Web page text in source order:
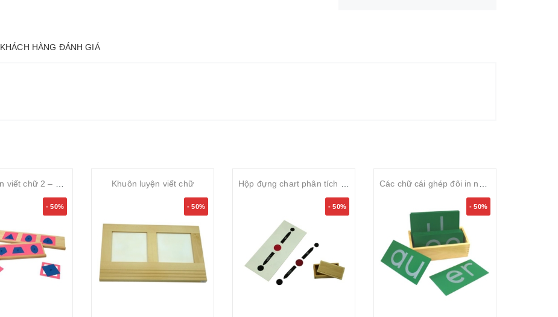
KHÁCH HÀNG ĐÁNH GIÁ
Khuôn luyện viết chữ 2 – Metal insets with 2 stands
- 50%
Khuôn luyện viết chữ
- 50%
Hộp đựng chart phân tích câu
- 50%
Các chữ cái ghép đôi in nhám cỡ lớn
- 50%